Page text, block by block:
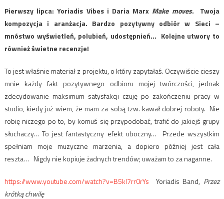
Pierwszy lipca:Yoriadis Vibes i Daria Marx Make moves. Twoja
kompozycja i aranżacja. Bardzo pozytywny odbiór w Sieci –
mnóstwo wyświetleń, polubień, udostępnień… Kolejne utwory to
również świetne recenzje!
To jest właśnie materiał z projektu, o który zapytałaś. Oczywiście cieszy
mnie każdy fakt pozytywnego odbioru mojej twórczości, jednak
zdecydowanie maksimum satysfakcji czuję po zakończeniu pracy w
studio, kiedy już wiem, że mam za sobą tzw. kawał dobrej roboty. Nie
robię niczego po to, by komuś się przypodobać, trafić do jakiejś grupy
słuchaczy… To jest fantastyczny efekt uboczny… Przede wszystkim
spełniam moje muzyczne marzenia, a dopiero później jest cała
reszta… Nigdy nie kopiuje żadnych trendów; uważam to za naganne.
https://www.youtube.com/watch?v=B5kl7rr0rYs Yoriadis Band, Przez
krótką chwilę